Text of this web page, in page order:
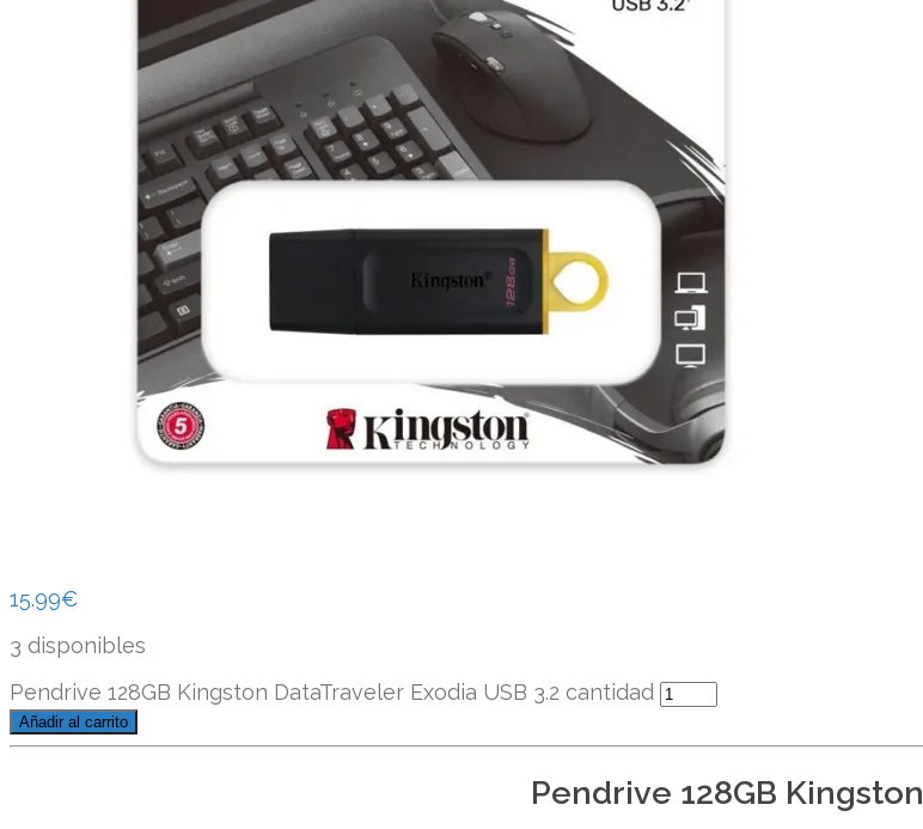
15.99€
3 disponibles
Pendrive 128GB Kingston DataTraveler Exodia USB 3.2 cantidad
Añadir al carrito
Pendrive 128GB Kingston